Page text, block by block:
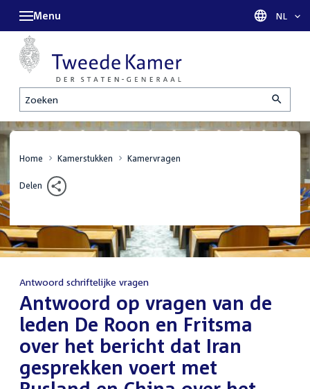
Zoeken
Menu Taal
NL
Home Kamerstukken Kamervragen
Delen
Antwoord schriftelijke vragen
Antwoord op vragen van de
leden De Roon en Fritsma
over het bericht dat Iran
gesprekken voert met